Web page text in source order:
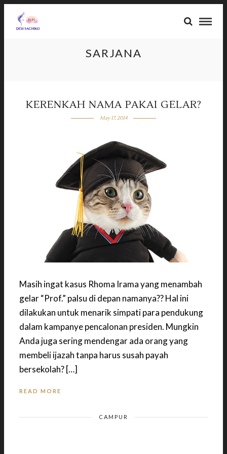
SARJANA
KERENKAH NAMA PAKAI GELAR?
May 17, 2014
Masih ingat kasus Rhoma Irama yang menambah
gelar “Prof.” palsu di depan namanya?? Hal ini
dilakukan untuk menarik simpati para pendukung
dalam kampanye pencalonan presiden. Mungkin
Anda juga sering mendengar ada orang yang
membeli ijazah tanpa harus susah payah
bersekolah? […]
READ MORE
CAMPUR